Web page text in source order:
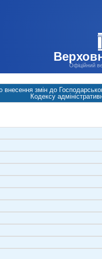
Офіційний
внесення змін до
Кодексу